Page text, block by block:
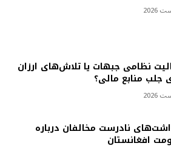
نظامی جبهات یا تلاش‌های ارزان
جلب منابع مالی؟
نادرست مخالفان درباره
افغانستان